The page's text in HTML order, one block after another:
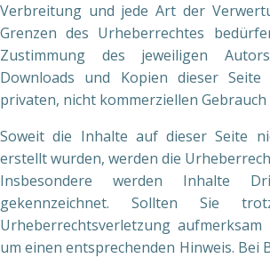
Verbreitung und jede Art der
Grenzen des Urheberrechtes
Zustimmung des jeweiligen
Downloads und Kopien dieser
privaten, nicht kommerziellen
Soweit die Inhalte auf dieser Seite
erstellt wurden, werden die
Insbesondere werden Inhalte
gekennzeichnet. Sollten Sie
Urheberrechtsverletzung
um einen entsprechenden Hinweis. Bei